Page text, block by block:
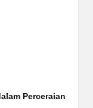
Perceraian